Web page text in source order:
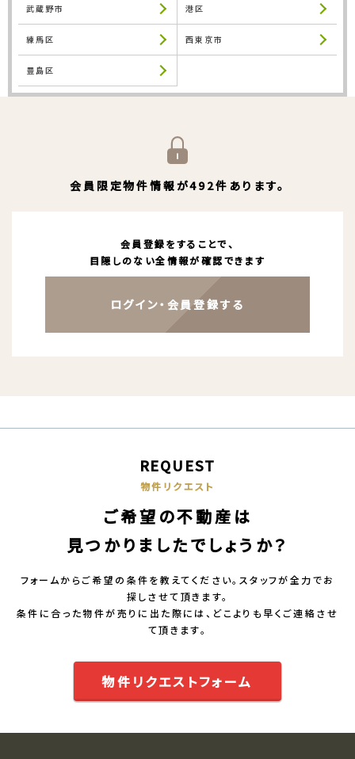
武蔵野市 港区
練馬区 西東京市
豊島区
会員限定物件情報が492件あります。
会員登録をすることで、
目隠しのない全情報が確認できます
ログイン・会員登録する
REQUEST
物件リクエスト
ご希望の不動産は
見つかりましたでしょうか？
フォームからご希望の条件を教えてください。スタッフが全力でお
探しさせて頂きます。
条件に合った物件が売りに出た際には、どこよりも早くご連絡させ
て頂きます。
物件リクエストフォーム